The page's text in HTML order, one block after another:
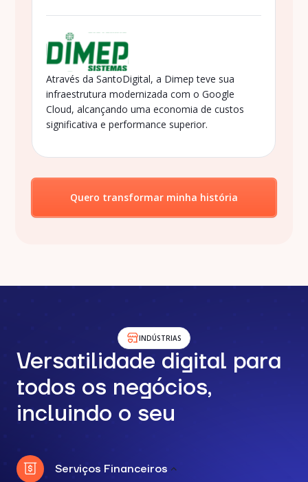
Através da SantoDigital, a Dimep teve sua
infraestrutura modernizada com o Google
Cloud, alcançando uma economia de custos
significativa e performance superior.
Quero transformar minha história
INDÚSTRIAS
Versatilidade digital para
todos os negócios,
incluindo o seu
Serviços Financeiros